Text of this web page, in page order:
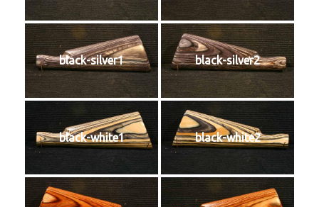
black-silver1 black-silver2
black-white1 black-white2